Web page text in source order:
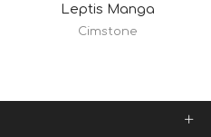
Leptis Manga
Cimstone